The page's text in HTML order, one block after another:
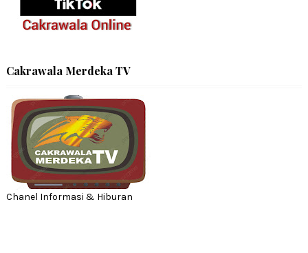
Cakrawala Merdeka TV
Chanel Informasi & Hiburan